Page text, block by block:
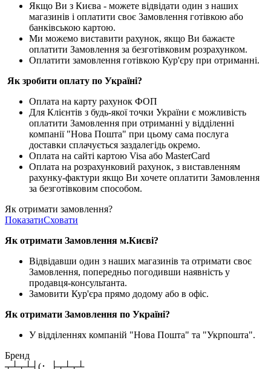
Якщо Ви з Києва - можете відвідати один з наших
магазинів і оплатити своє Замовлення готівкою або
банківською картою.
Ми можемо виставити рахунок, якщо Ви бажаєте
оплатити Замовлення за безготівковим розрахунком.
Оплатити замовлення готівкою Кур'єру при отриманні.
Як зробити оплату по Україні?
Оплата на карту рахунок ФОП
Для Клієнтів з будь-якої точки України є можливість
оплатити Замовлення при отриманні у відділенні
компанії "Нова Пошта" при цьому сама послуга
доставки сплачується заздалегідь окремо.
Оплата на сайті картою Visa або MasterCard
Оплата на розрахунковий рахунок, з виставленням
рахунку-фактури якщо Ви хочете оплатити Замовлення
за безготівковим способом.
Як отримати замовлення?
ПоказатиСховати
Як отримати Замовлення м.Києві?
Відвідавши один з наших магазинів та отримати своє
Замовлення, попередньо погодивши наявність у
продавця-консультанта.
Замовити Кур'єра прямо додому або в офіс.
Як отримати Замовлення по Україні?
У відділеннях компаній "Нова Пошта" та "Укрпошта".
Бренд
┬┴┬┴┤(･_├┬┴┬┴